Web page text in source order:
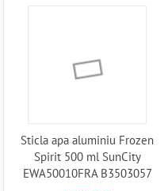
Sticla apa aluminiu Frozen
Spirit 500 ml SunCity
EWA50010FRA B3503057